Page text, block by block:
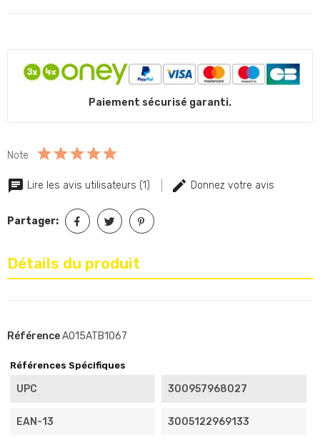
Paiement sécurisé garanti.
Note
Lire les avis utilisateurs (1) Donnez votre avis
Partager:
Détails du produit
RéférenceA015ATB1067
Références Spécifiques
UPC 300957968027
EAN-13 3005122969133